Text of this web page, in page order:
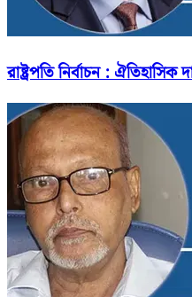
রাষ্ট্রপতি নির্বাচন : ঐতিহাসিক